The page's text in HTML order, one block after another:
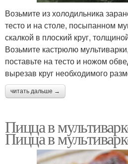
Возьмите из холодильника
тесто и на столе, посыпанном
скалкой в плоский круг,
Возьмите кастрюлю
поставьте на тесто и ножом
вырезав круг необходимого
читать дальше →
Пицца в
Пицца в